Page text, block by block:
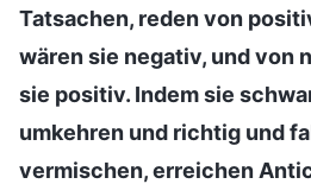
Tatsachen, reden von
wären sie negativ, und von
sie positiv. Indem sie
umkehren und richtig und
vermischen, erreichen